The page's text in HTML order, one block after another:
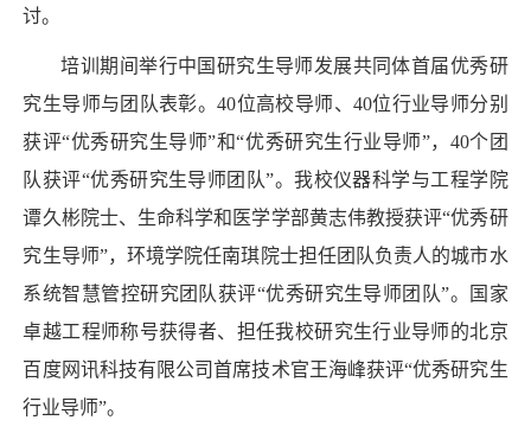
讨。
培训期间举行中国研究生导师发展共同体首届优秀研
究生导师与团队表彰。40位高校导师、40位行业导师分别
获评“优秀研究生导师”和“优秀研究生行业导师”，40个团
队获评“优秀研究生导师团队”。我校仪器科学与工程学院
谭久彬院士、生命科学和医学学部黄志伟教授获评“优秀研
究生导师”，环境学院任南琪院士担任团队负责人的城市水
系统智慧管控研究团队获评“优秀研究生导师团队”。国家
卓越工程师称号获得者、担任我校研究生行业导师的北京
百度网讯科技有限公司首席技术官王海峰获评“优秀研究生
行业导师”。